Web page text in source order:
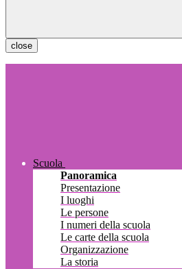
close
Scuola
Panoramica
Presentazione
I luoghi
Le persone
I numeri della scuola
Le carte della scuola
Organizzazione
La storia